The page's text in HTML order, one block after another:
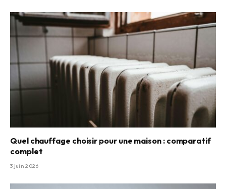
Quel chauffage choisir pour une maison : comparatif
complet
3 juin 2026